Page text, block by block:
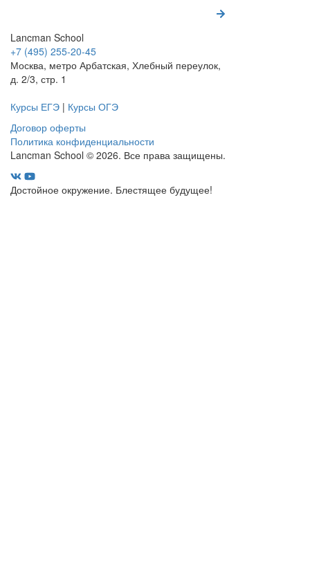
Lancman School
+7 (495) 255-20-45
Москва, метро Арбатская, Хлебный переулок,
д. 2/3, стр. 1
Курсы ЕГЭ | Курсы ОГЭ
Договор оферты
Политика конфиденциальности
Lancman School © 2026. Все права защищены.
Достойное окружение. Блестящее будущее!